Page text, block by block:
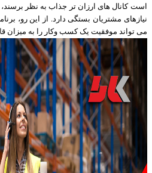
است کانال های ارزان تر جذاب به نظر
نیازهای مشتریان بستگی دارد. از این رو،
می تواند موفقیت یک کسب وکار را به میزان